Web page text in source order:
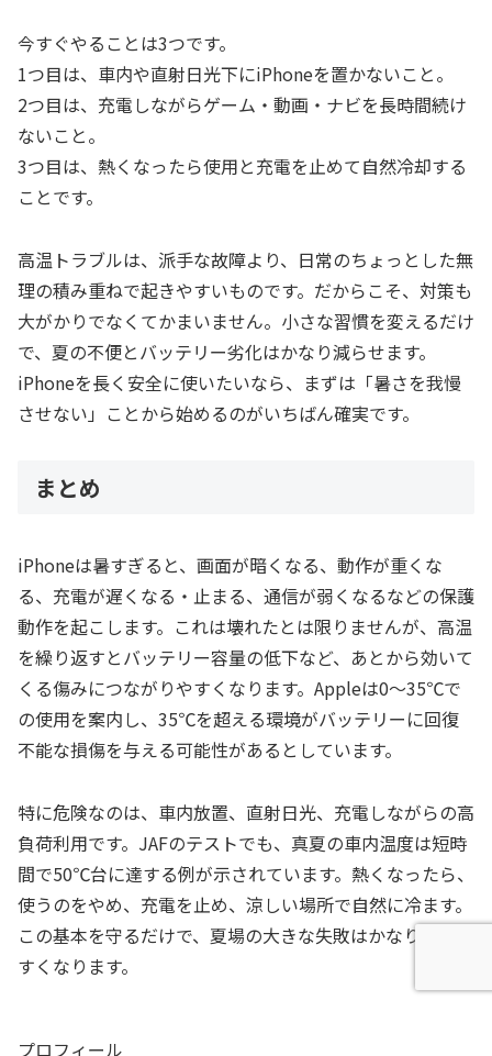
今すぐやることは3つです。
1つ目は、車内や直射日光下にiPhoneを置かないこと。
2つ目は、充電しながらゲーム・動画・ナビを長時間続け
ないこと。
3つ目は、熱くなったら使用と充電を止めて自然冷却する
ことです。
高温トラブルは、派手な故障より、日常のちょっとした無
理の積み重ねで起きやすいものです。だからこそ、対策も
大がかりでなくてかまいません。小さな習慣を変えるだけ
で、夏の不便とバッテリー劣化はかなり減らせます。
iPhoneを長く安全に使いたいなら、まずは「暑さを我慢
させない」ことから始めるのがいちばん確実です。
まとめ
iPhoneは暑すぎると、画面が暗くなる、動作が重くな
る、充電が遅くなる・止まる、通信が弱くなるなどの保護
動作を起こします。これは壊れたとは限りませんが、高温
を繰り返すとバッテリー容量の低下など、あとから効いて
くる傷みにつながりやすくなります。Appleは0〜35℃で
の使用を案内し、35℃を超える環境がバッテリーに回復
不能な損傷を与える可能性があるとしています。
特に危険なのは、車内放置、直射日光、充電しながらの高
負荷利用です。JAFのテストでも、真夏の車内温度は短時
間で50℃台に達する例が示されています。熱くなったら、
使うのをやめ、充電を止め、涼しい場所で自然に冷ます。
この基本を守るだけで、夏場の大きな失敗はかなり防ぎや
すくなります。
プロフィール